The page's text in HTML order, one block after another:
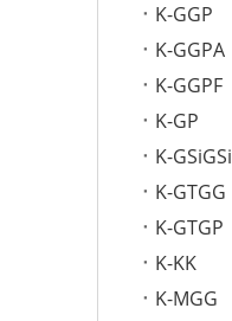
K-GGP
K-GGPA
K-GGPF
K-GP
K-GSiGSi
K-GTGG
K-GTGP
K-KK
K-MGG